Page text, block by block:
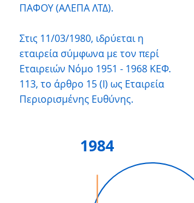
ΠΑΦΟΥ (ΑΛΕΠΑ ΛΤΔ).
Στις 11/03/1980, ιδρύεται η
εταιρεία σύμφωνα με τον περί
Εταιρειών Νόμο 1951 - 1968 ΚΕΦ.
113, το άρθρο 15 (Ι) ως Εταιρεία
Περιορισμένης Ευθύνης.
1984